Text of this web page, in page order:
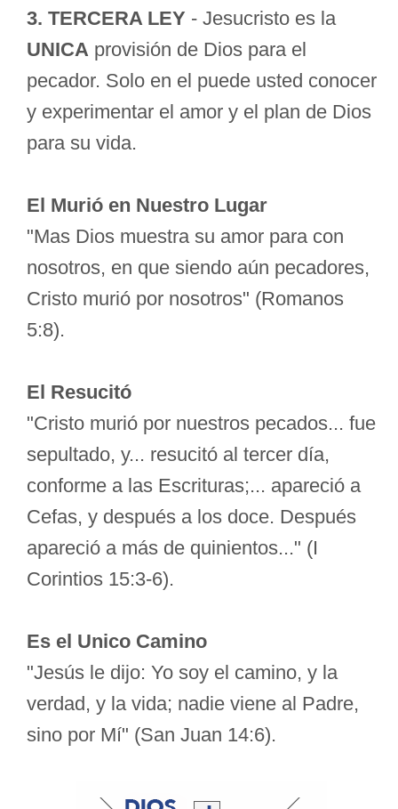
3. TERCERA LEY - Jesucristo es la
UNICA provisión de Dios para el
pecador. Solo en el puede usted conocer
y experimentar el amor y el plan de Dios
para su vida.
El Murió en Nuestro Lugar
"Mas Dios muestra su amor para con
nosotros, en que siendo aún pecadores,
Cristo murió por nosotros" (Romanos
5:8).
El Resucitó
"Cristo murió por nuestros pecados... fue
sepultado, y... resucitó al tercer día,
conforme a las Escrituras;... apareció a
Cefas, y después a los doce. Después
apareció a más de quinientos..." (I
Corintios 15:3-6).
Es el Unico Camino
"Jesús le dijo: Yo soy el camino, y la
verdad, y la vida; nadie viene al Padre,
sino por Mí" (San Juan 14:6).